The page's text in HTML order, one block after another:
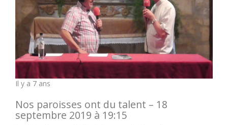
Il y a 7 ans
Nos paroisses ont du talent – 18
septembre 2019 à 19:15